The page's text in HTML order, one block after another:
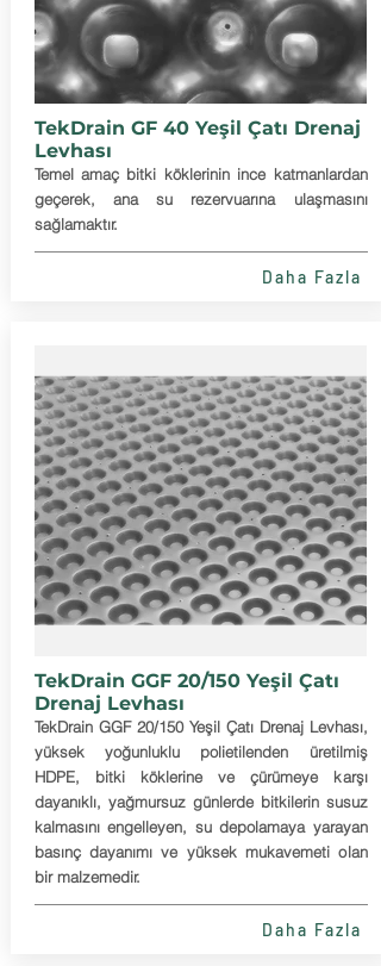
TekDrain GF 40 Yeşil Çatı Drenaj
Levhası
Temel amaç bitki köklerinin ince katmanlardan
geçerek, ana su rezervuarına ulaşmasını
sağlamaktır.
Daha Fazla
TekDrain GGF 20/150 Yeşil Çatı
Drenaj Levhası
TekDrain GGF 20/150 Yeşil Çatı Drenaj Levhası,
yüksek yoğunluklu polietilenden üretilmiş
HDPE, bitki köklerine ve çürümeye karşı
dayanıklı, yağmursuz günlerde bitkilerin susuz
kalmasını engelleyen, su depolamaya yarayan
basınç dayanımı ve yüksek mukavemeti olan
bir malzemedir.
Daha Fazla